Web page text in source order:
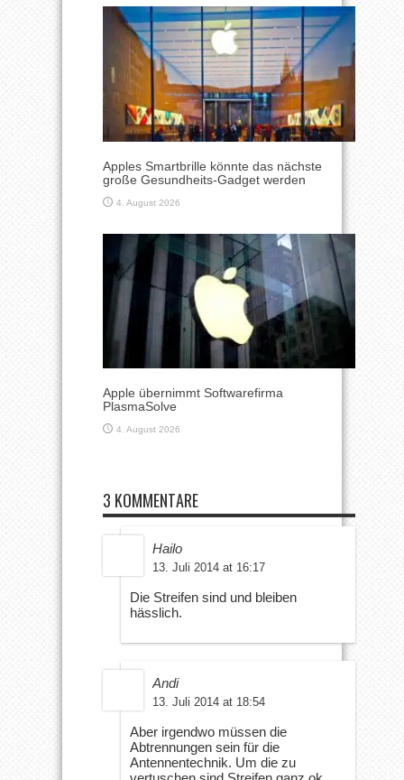
Apples Smartbrille könnte das nächste
große Gesundheits-Gadget werden
4. August 2026
Apple übernimmt Softwarefirma
PlasmaSolve
4. August 2026
3 KOMMENTARE
Hailo
13. Juli 2014 at 16:17
Die Streifen sind und bleiben
hässlich.
Andi
13. Juli 2014 at 18:54
Aber irgendwo müssen die
Abtrennungen sein für die
Antennentechnik. Um die zu